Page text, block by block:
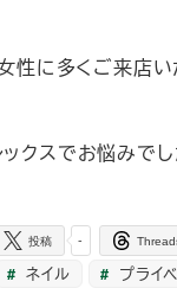
性に多くご来店い
クスでお悩みで
-
投稿
ネイル
プライ